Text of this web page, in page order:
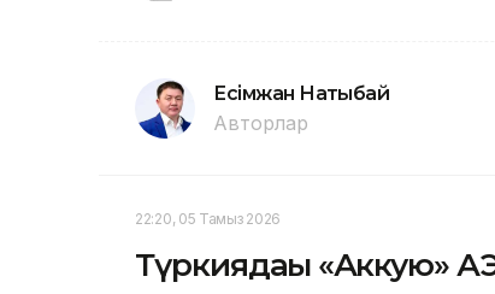
Есімжан Нақтыбай
Авторлар
22:20, 05 Тамыз 2026
Түркиядағы «Аккую»